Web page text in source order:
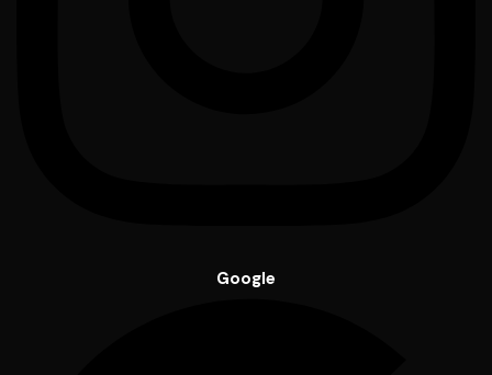
Google